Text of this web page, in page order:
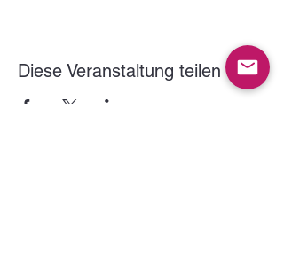
Diese Veranstaltung teilen